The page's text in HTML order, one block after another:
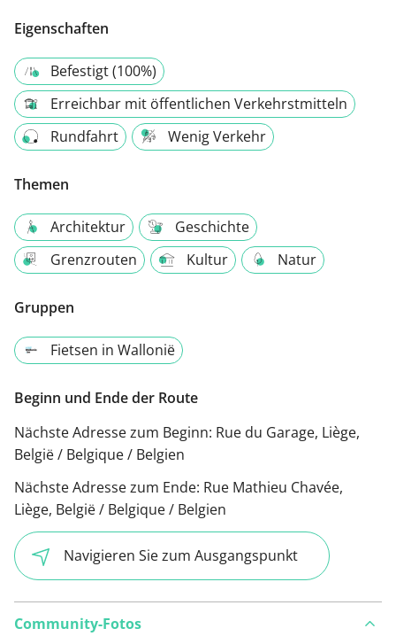
Eigenschaften
Befestigt (100%)
Erreichbar mit öffentlichen Verkehrstmitteln
Rundfahrt
Wenig Verkehr
Themen
Architektur
Geschichte
Grenzrouten
Kultur Natur
Gruppen
Fietsen in Wallonië
Beginn und Ende der Route
Nächste Adresse zum Beginn: Rue du Garage, Liège,
België / Belgique / Belgien
Nächste Adresse zum Ende: Rue Mathieu Chavée,
Liège, België / Belgique / Belgien
Navigieren Sie zum Ausgangspunkt
Community-Fotos